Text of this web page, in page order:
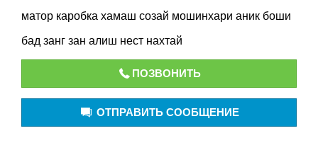
матор каробка хамаш созай мошинхари аник боши
бад занг зан алиш нест нахтай
ПОЗВОНИТЬ
ОТПРАВИТЬ СООБЩЕНИЕ